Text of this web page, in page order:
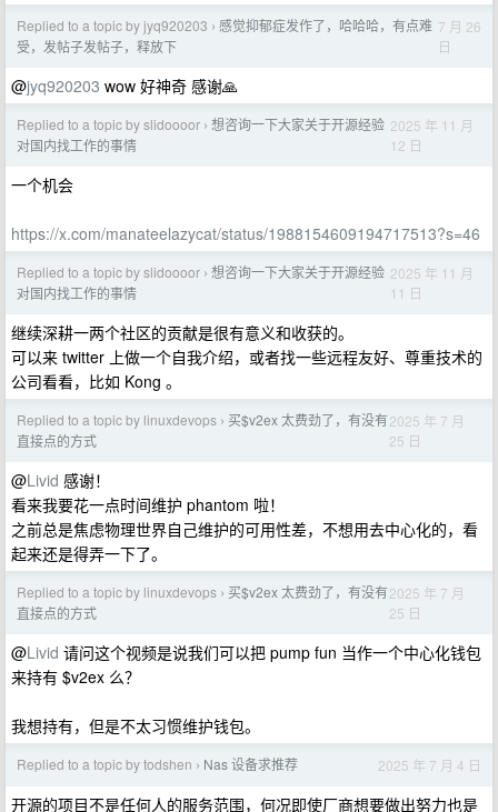
Replied to a topic by jyq920203 › 感觉抑郁症发作了，哈哈哈，有点难
受，发帖子发帖子，释放下
7 月 26
日
@jyq920203 wow 好神奇 感谢🙏
Replied to a topic by slidoooor › 想咨询一下大家关于开源经验
对国内找工作的事情
2025 年 11 月
12 日
一个机会
https://x.com/manateelazycat/status/1988154609194717513?s=46
Replied to a topic by slidoooor › 想咨询一下大家关于开源经验
对国内找工作的事情
2025 年 11 月
11 日
继续深耕一两个社区的贡献是很有意义和收获的。
可以来 twitter 上做一个自我介绍，或者找一些远程友好、尊重技术的
公司看看，比如 Kong 。
Replied to a topic by linuxdevops › 买$v2ex 太费劲了，有没有
直接点的方式
2025 年 7 月
25 日
@Livid 感谢！
看来我要花一点时间维护 phantom 啦！
之前总是焦虑物理世界自己维护的可用性差，不想用去中心化的，看
起来还是得弄一下了。
Replied to a topic by linuxdevops › 买$v2ex 太费劲了，有没有
直接点的方式
2025 年 7 月
25 日
@Livid 请问这个视频是说我们可以把 pump fun 当作一个中心化钱包
来持有 $v2ex 么？
我想持有，但是不太习惯维护钱包。
Replied to a topic by todshen › Nas 设备求推荐 2025 年 7 月 4 日
开源的项目不是任何人的服务范围，何况即使厂商想要做出努力也是